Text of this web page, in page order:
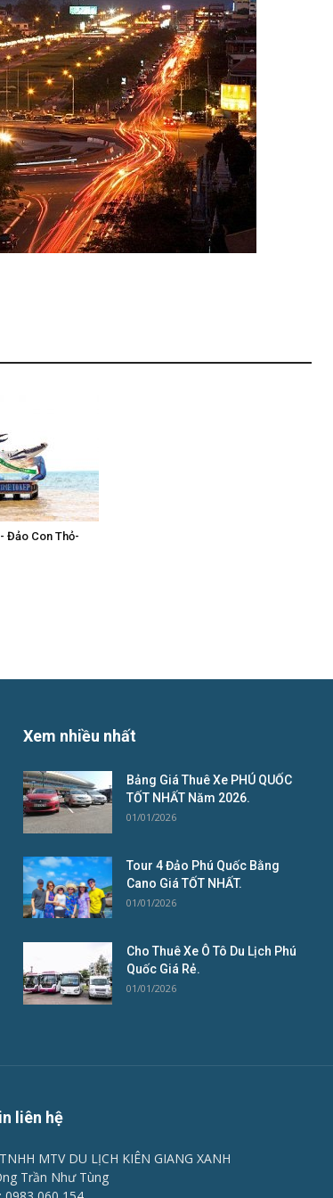
Đảo Con Thỏ-
Xem nhiều nhất
Bảng Giá Thuê Xe PHÚ QUỐC
TỐT NHẤT Năm 2026.
01/01/2026
Tour 4 Đảo Phú Quốc Bằng
Cano Giá TỐT NHẤT.
01/01/2026
Cho Thuê Xe Ô Tô Du Lịch Phú
Quốc Giá Rẻ.
01/01/2026
liên hệ
MTV DU LỊCH KIÊN GIANG XANH
Trần Như Tùng